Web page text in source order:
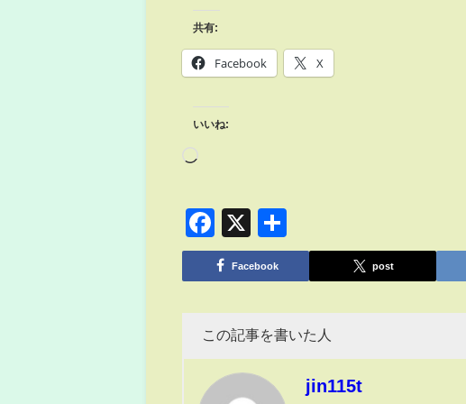
共有:
Facebook X
いいね:
Facebook
X
有
Facebook post
この記事を書いた人
jin115t